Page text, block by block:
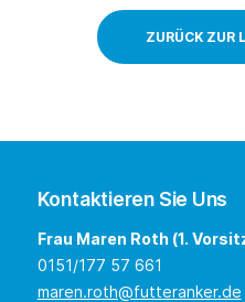
ZURÜCK ZUR
Kontaktieren Sie Uns
Frau Maren Roth (1.
0151/177 57 661
maren.roth@futteranker.de